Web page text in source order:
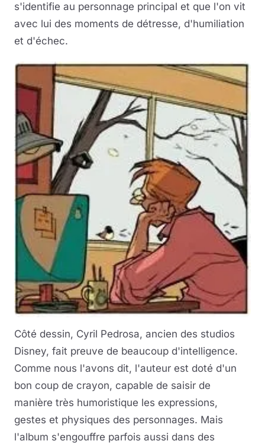
s'identifie au personnage principal et que l'on vit
avec lui des moments de détresse, d'humiliation
et d'échec.
Côté dessin, Cyril Pedrosa, ancien des studios
Disney, fait preuve de beaucoup d'intelligence.
Comme nous l'avons dit, l'auteur est doté d'un
bon coup de crayon, capable de saisir de
manière très humoristique les expressions,
gestes et physiques des personnages. Mais
l'album s'engouffre parfois aussi dans des